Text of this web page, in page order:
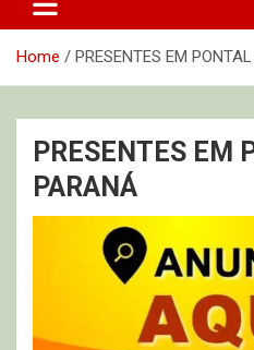
Home PRESENTES EM
PRESENTES EM
PARANÁ